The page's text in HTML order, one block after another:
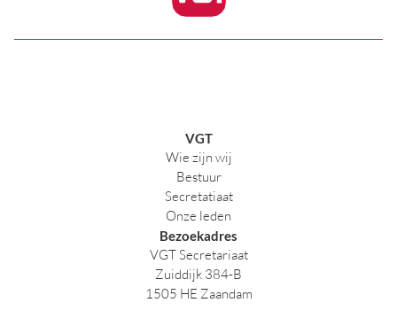
VGT
Wie zijn wij
Bestuur
Secretatiaat
Onze leden
Bezoekadres
VGT Secretariaat
Zuiddijk 384-B
1505 HE Zaandam